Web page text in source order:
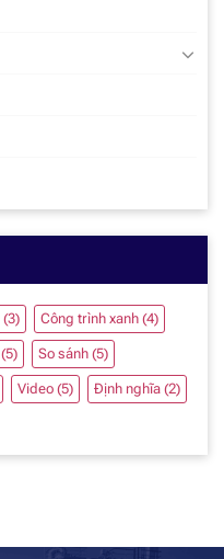
(3) Công trình xanh (4)
(5) So sánh (5)
Video (5) Định nghĩa (2)